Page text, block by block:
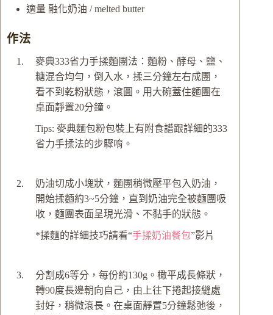
適量 融化奶油 / melted butter
作法
麥典333省力手揉麵團法：麵粉、酵母、鹽、
糖混合均勻，倒入水，揉三分鐘左右成團，
看不到乾粉狀態，滾圓。用大碗蓋住麵團在
桌面靜置20分鐘。
Tips: 麥典麵包粉包裝上有附食譜跟詳細的333
省力手揉法的步驟唷。
奶油切成小塊狀，麵團稍微壓平包入奶油，
開始揉麵約3~5分鐘，直到奶油完全被麵團吸
收，麵團表面呈現光滑、不黏手的狀態。
*揉麵的詳細技巧請看“手揉奶油餐包”影片
分割成6等分，每份約130g。橄平成長條狀，
轉90度長邊朝向自己，由上往下捲起接縫處
封好，稍微滾長。在桌面靜置5分鐘鬆弛後，